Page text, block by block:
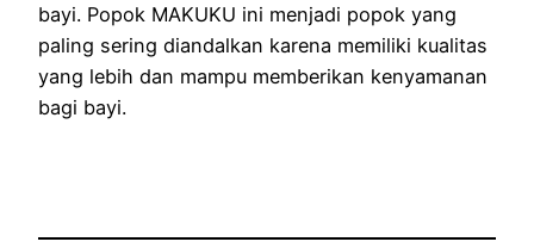
bayi. Popok MAKUKU ini menjadi popok yang
paling sering diandalkan karena memiliki kualitas
yang lebih dan mampu memberikan kenyamanan
bagi bayi.